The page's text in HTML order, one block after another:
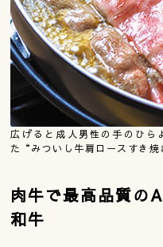
広げると成人男性の手のひら
た“みついし牛肩ロースすき焼
肉牛で最高品質の
和牛